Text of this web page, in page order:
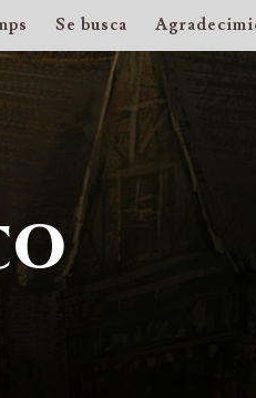
Se busca